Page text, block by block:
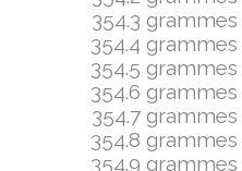
354.3
354.4
354.5
354.6
354.7
354.8
354.9